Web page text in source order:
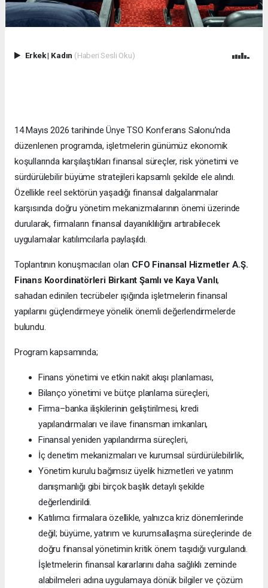
Erkek| Kadın (Haberi Sesli Oku)
14 Mayıs 2026 tarihinde Ünye TSO Konferans Salonu’nda
düzenlenen programda, işletmelerin günümüz ekonomik
koşullarında karşılaştıkları finansal süreçler, risk yönetimi ve
sürdürülebilir büyüme stratejileri kapsamlı şekilde ele alındı.
Özellikle reel sektörün yaşadığı finansal dalgalanmalar
karşısında doğru yönetim mekanizmalarının önemi üzerinde
durularak, firmaların finansal dayanıklılığını artırabilecek
uygulamalar katılımcılarla paylaşıldı.
Toplantının konuşmacıları olan CFO Finansal Hizmetler A.Ş.
Finans Koordinatörleri Birkant Şamlı ve Kaya Vanlı,
sahadan edinilen tecrübeler ışığında işletmelerin finansal
yapılarını güçlendirmeye yönelik önemli değerlendirmelerde
bulundu.
Program kapsamında;
Finans yönetimi ve etkin nakit akışı planlaması,
Bilanço yönetimi ve bütçe planlama süreçleri,
Firma–banka ilişkilerinin geliştirilmesi, kredi
yapılandırmaları ve ilave finansman imkanları,
Finansal yeniden yapılandırma süreçleri,
İç denetim mekanizmaları ve kurumsal sürdürülebilirlik,
Yönetim kurulu bağımsız üyelik hizmetleri ve yatırım
danışmanlığı gibi birçok başlık detaylı şekilde
değerlendirildi.
Katılımcı firmalara özellikle, yalnızca kriz dönemlerinde
değil; büyüme, yatırım ve kurumsallaşma süreçlerinde de
doğru finansal yönetimin kritik önem taşıdığı vurgulandı.
İşletmelerin finansal kararlarını daha sağlıklı zeminde
alabilmeleri adına uygulamaya dönük bilgiler ve çözüm